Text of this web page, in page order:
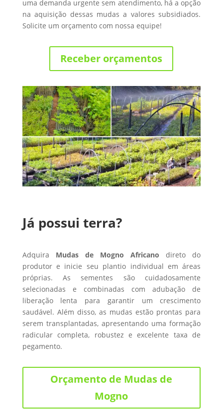
uma demanda urgente sem atendimento, há a opção
na aquisição dessas mudas a valores subsidiados.
Solicite um orçamento com nossa equipe!
Receber orçamentos
Já possui terra?
Adquira Mudas de Mogno Africano direto do
produtor e inicie seu plantio individual em áreas
próprias. As sementes são cuidadosamente
selecionadas e combinadas com adubação de
liberação lenta para garantir um crescimento
saudável. Além disso, as mudas estão prontas para
serem transplantadas, apresentando uma formação
radicular completa, robustez e excelente taxa de
pegamento.
Orçamento de Mudas de
Mogno